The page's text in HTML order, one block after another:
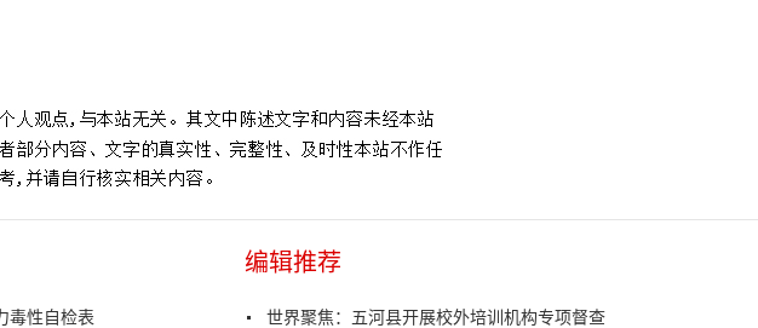
毒性自检表
编辑推荐
世界聚焦：五河县开展校外培训机构专项督查